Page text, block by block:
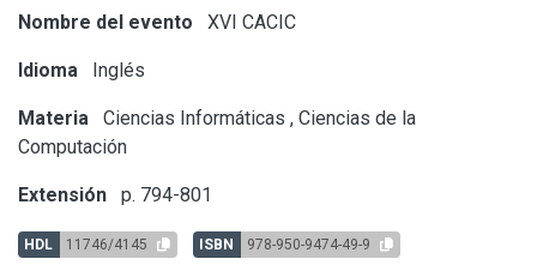
Nombre del evento XVI CACIC
Idioma Inglés
Materia Ciencias Informáticas , Ciencias de la
Computación
Extensión p. 794-801
HDL 11746/4145 ISBN 978-950-9474-49-9